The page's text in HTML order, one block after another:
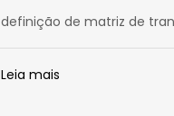
definição de matriz de
Leia mais